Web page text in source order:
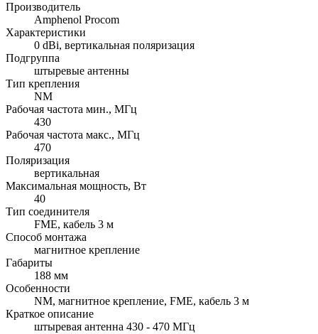
Производитель
Amphenol Procom
Характеристики
0 dBi, вертикальная поляризация
Подгруппа
штыревые антенны
Тип крепления
NM
Рабочая частота мин., МГц
430
Рабочая частота макс., МГц
470
Поляризация
вертикальная
Максимальная мощность, Вт
40
Тип соединителя
FME, кабель 3 м
Способ монтажа
магнитное крепление
Габариты
188 мм
Особенности
NM, магнитное крепление, FME, кабель 3 м
Краткое описание
штыревая антенна 430 - 470 МГц